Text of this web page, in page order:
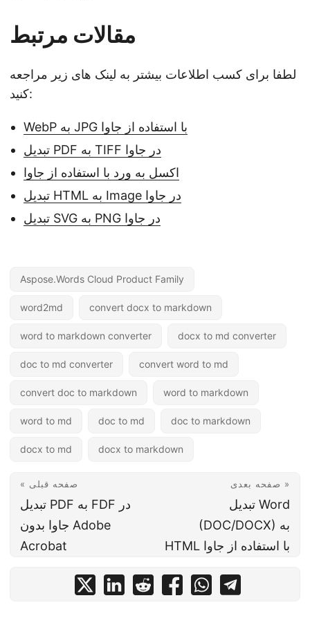
مقالات مرتبط
لطفا برای کسب اطلاعات بیشتر به لینک های زیر مراجعه
کنید:
WebP به JPG با استفاده از جاوا
تبدیل PDF به TIFF در جاوا
اکسل به ورد با استفاده از جاوا
تبدیل HTML به Image در جاوا
تبدیل SVG به PNG در جاوا
Aspose.Words Cloud Product Family
word2md convert docx to markdown
word to markdown converter docx to md converter
doc to md converter convert word to md
convert doc to markdown word to markdown
word to md doc to md doc to markdown
docx to md docx to markdown
« صفحه قبلی
تبدیل PDF به FDF در
جاوا بدون Adobe
Acrobat
صفحه بعدی »
تبدیل Word
(DOC/DOCX) به
HTML با استفاده از جاوا